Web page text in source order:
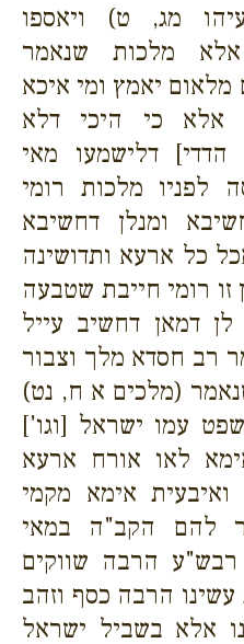
מג, ט) ויאספו
מלכות שנאמר
יאמץ ומי איכא
אלא כי היכי דלא
הדדי] דלישמעו מאי
לפניו מלכות רומי
ומנלן דחשיבא
כל ארעא ותדושינה
זו רומי חייבת שטבעה
דמאן דחשיב עייל
רב חסדא מלך וצבור
(מלכים א ח, נט)
עמו ישראל [וגו']
לאו אורח ארעא
אימא מקמי
להם הקב"ה במאי
רבש"ע הרבה שווקים
הרבה כסף וזהב
אלא בשביל ישראל